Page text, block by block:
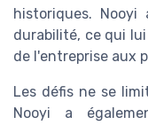
historiques.
durabilité, ce qui
de l'entreprise aux
Les défis ne se
Nooyi a